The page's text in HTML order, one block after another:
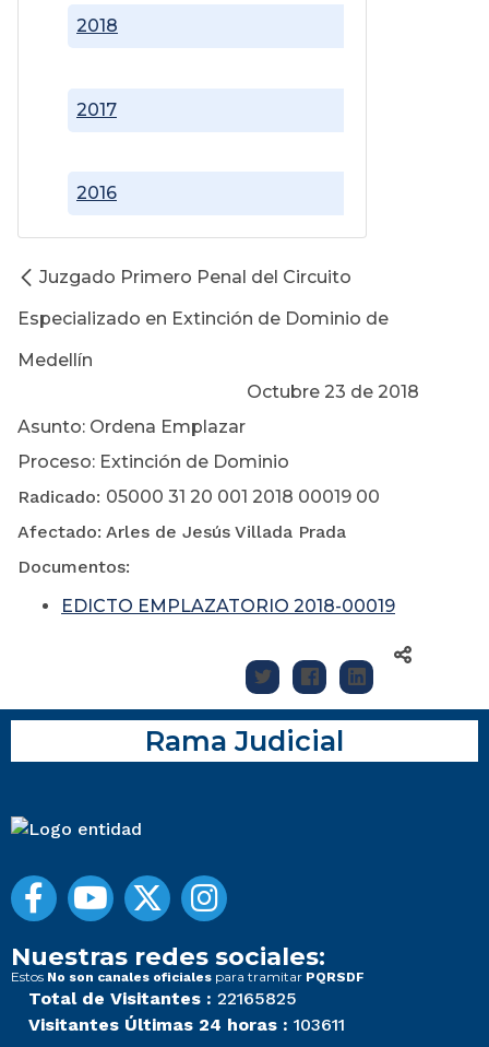
2016
2017
2018
Juzgado Primero Penal del Circuito
Especializado en Extinción de Dominio de
Medellín
Octubre 23 de 2018
Asunto: Ordena Emplazar
Proceso: Extinción de Dominio
Radicado: 05000 31 20 001 2018 00019 00
Afectado: Arles de Jesús Villada Prada
Documentos:
EDICTO EMPLAZATORIO 2018-00019
Rama Judicial
Nuestras redes sociales:
Estos No son canales oficiales para tramitar PQRSDF
Total de Visitantes : 22165825
Visitantes Últimas 24 horas : 103611